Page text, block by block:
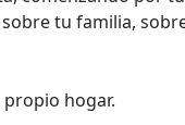
tu familia,
hogar.